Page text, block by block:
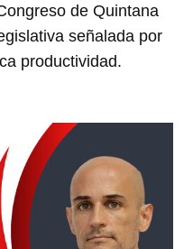
de Quintana
señalada por
productividad.